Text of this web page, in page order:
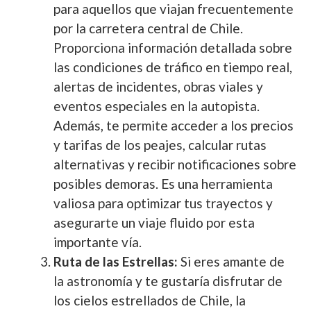
para aquellos que viajan frecuentemente
por la carretera central de Chile.
Proporciona información detallada sobre
las condiciones de tráfico en tiempo real,
alertas de incidentes, obras viales y
eventos especiales en la autopista.
Además, te permite acceder a los precios
y tarifas de los peajes, calcular rutas
alternativas y recibir notificaciones sobre
posibles demoras. Es una herramienta
valiosa para optimizar tus trayectos y
asegurarte un viaje fluido por esta
importante vía.
Ruta de las Estrellas: Si eres amante de
la astronomía y te gustaría disfrutar de
los cielos estrellados de Chile, la